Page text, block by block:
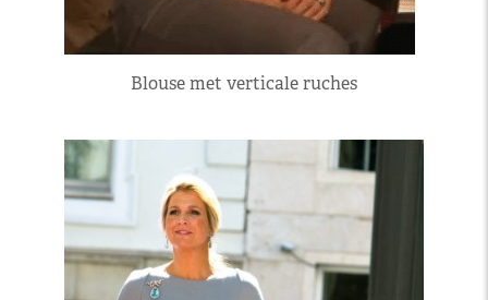
Blouse met verticale ruches